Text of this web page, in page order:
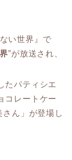
い世界』で
”が放送され、
たパティシエ
コレートケー
ん」が登場し